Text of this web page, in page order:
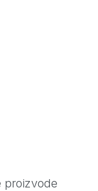
proizvode